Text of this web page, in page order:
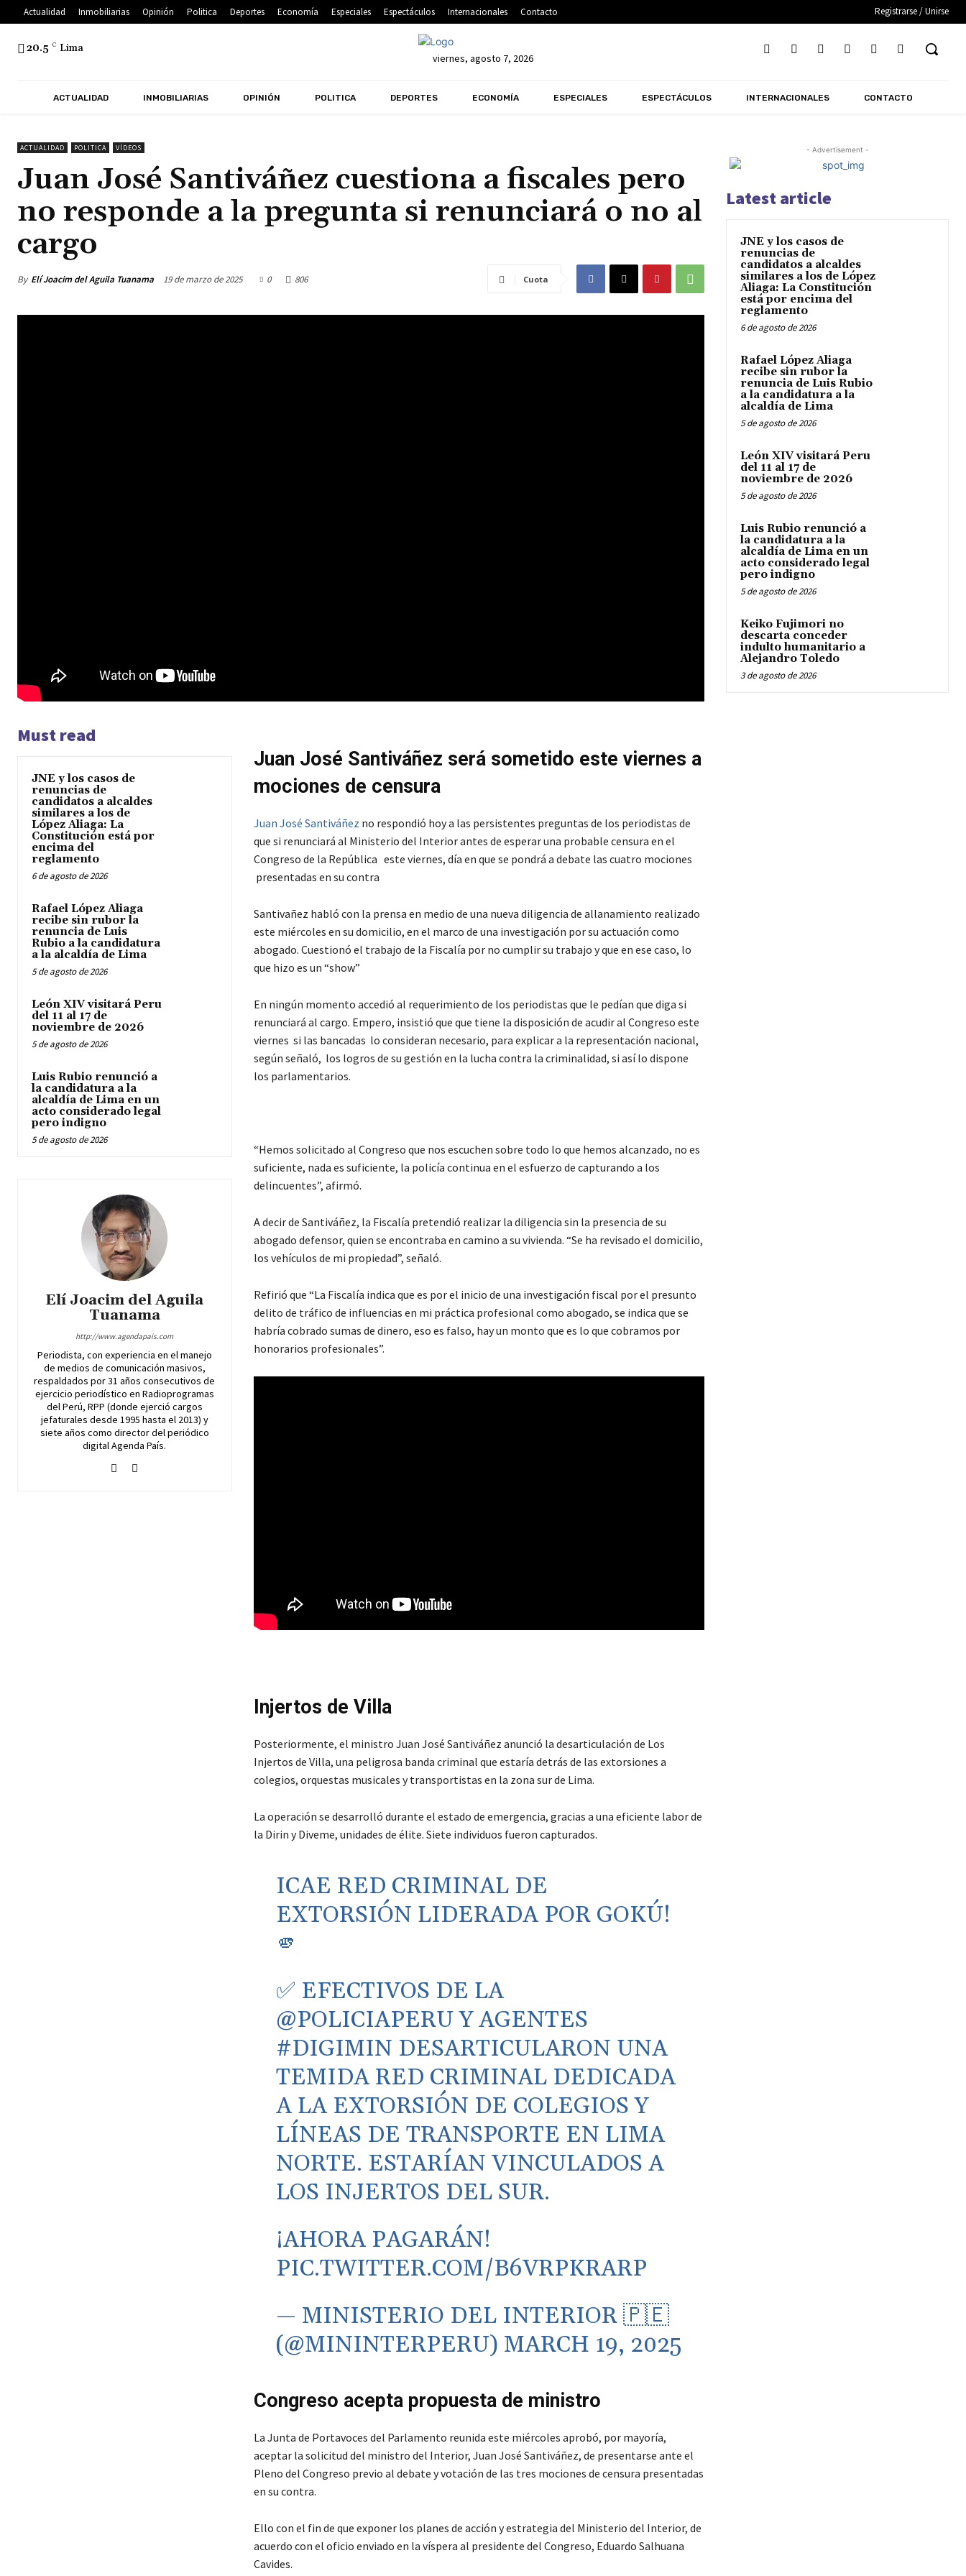
Actualidad Inmobiliarias Opinión Politica Deportes Economía Especiales Espectáculos Internacionales Contacto Registrarse / Unirse
20.5 C Lima
viernes, agosto 7, 2026
ACTUALIDAD INMOBILIARIAS OPINIÓN POLITICA DEPORTES ECONOMÍA ESPECIALES ESPECTÁCULOS INTERNACIONALES CONTACTO
ACTUALIDAD POLITICA VÍDEOS
Juan José Santiváñez cuestiona a fiscales pero
no responde a la pregunta si renunciará o no al
cargo
By Elí Joacim del Aguila Tuanama 19 de marzo de 2025 0 806 Cuota
Must read
JNE y los casos de
renuncias de
candidatos a alcaldes
similares a los de
López Aliaga: La
Constitución está por
encima del
reglamento
6 de agosto de 2026
Rafael López Aliaga
recibe sin rubor la
renuncia de Luis
Rubio a la candidatura
a la alcaldía de Lima
5 de agosto de 2026
León XIV visitará Peru
del 11 al 17 de
noviembre de 2026
5 de agosto de 2026
Luis Rubio renunció a
la candidatura a la
alcaldía de Lima en un
acto considerado legal
pero indigno
5 de agosto de 2026
Elí Joacim del Aguila
Tuanama
http://www.agendapais.com
Periodista, con experiencia en el manejo
de medios de comunicación masivos,
respaldados por 31 años consecutivos de
ejercicio periodístico en Radioprogramas
del Perú, RPP (donde ejerció cargos
jefaturales desde 1995 hasta el 2013) y
siete años como director del periódico
digital Agenda País.
Juan José Santiváñez será sometido este viernes a
mociones de censura
Juan José Santiváñez no respondió hoy a las persistentes preguntas de los periodistas de
que si renunciará al Ministerio del Interior antes de esperar una probable censura en el
Congreso de la República este viernes, día en que se pondrá a debate las cuatro mociones
presentadas en su contra
Santivañez habló con la prensa en medio de una nueva diligencia de allanamiento realizado
este miércoles en su domicilio, en el marco de una investigación por su actuación como
abogado. Cuestionó el trabajo de la Fiscalía por no cumplir su trabajo y que en ese caso, lo
que hizo es un “show”
En ningún momento accedió al requerimiento de los periodistas que le pedían que diga si
renunciará al cargo. Empero, insistió que que tiene la disposición de acudir al Congreso este
viernes si las bancadas lo consideran necesario, para explicar a la representación nacional,
según señaló, los logros de su gestión en la lucha contra la criminalidad, si así lo dispone
los parlamentarios.
“Hemos solicitado al Congreso que nos escuchen sobre todo lo que hemos alcanzado, no es
suficiente, nada es suficiente, la policía continua en el esfuerzo de capturando a los
delincuentes”, afirmó.
A decir de Santiváñez, la Fiscalía pretendió realizar la diligencia sin la presencia de su
abogado defensor, quien se encontraba en camino a su vivienda. “Se ha revisado el domicilio,
los vehículos de mi propiedad”, señaló.
Refirió que “La Fiscalía indica que es por el inicio de una investigación fiscal por el presunto
delito de tráfico de influencias en mi práctica profesional como abogado, se indica que se
habría cobrado sumas de dinero, eso es falso, hay un monto que es lo que cobramos por
honorarios profesionales”.
Injertos de Villa
Posteriormente, el ministro Juan José Santiváñez anunció la desarticulación de Los
Injertos de Villa, una peligrosa banda criminal que estaría detrás de las extorsiones a
colegios, orquestas musicales y transportistas en la zona sur de Lima.
La operación se desarrolló durante el estado de emergencia, gracias a una eficiente labor de
la Dirin y Diveme, unidades de élite. Siete individuos fueron capturados.
ICAE RED CRIMINAL DE
EXTORSIÓN LIDERADA POR GOKÚ!
🫵
✅ EFECTIVOS DE LA
@POLICIAPERUY AGENTES
#DIGIMIN DESARTICULARON UNA
TEMIDA RED CRIMINAL DEDICADA
A LA EXTORSIÓN DE COLEGIOS Y
LÍNEAS DE TRANSPORTE EN LIMA
NORTE. ESTARÍAN VINCULADOS A
LOS INJERTOS DEL SUR.
¡AHORA PAGARÁN!
PIC.TWITTER.COM/B6VRPKRARP
— MINISTERIO DEL INTERIOR 🇵🇪
(@MININTERPERU) MARCH 19, 2025
Congreso acepta propuesta de ministro
La Junta de Portavoces del Parlamento reunida este miércoles aprobó, por mayoría,
aceptar la solicitud del ministro del Interior, Juan José Santiváñez, de presentarse ante el
Pleno del Congreso previo al debate y votación de las tres mociones de censura presentadas
en su contra.
Ello con el fin de que exponer los planes de acción y estrategia del Ministerio del Interior, de
acuerdo con el oficio enviado en la víspera al presidente del Congreso, Eduardo Salhuana
Cavides.
- Advertisement -
Latest article
JNE y los casos de
renuncias de
candidatos a alcaldes
similares a los de López
Aliaga: La Constitución
está por encima del
reglamento
6 de agosto de 2026
Rafael López Aliaga
recibe sin rubor la
renuncia de Luis Rubio
a la candidatura a la
alcaldía de Lima
5 de agosto de 2026
León XIV visitará Peru
del 11 al 17 de
noviembre de 2026
5 de agosto de 2026
Luis Rubio renunció a
la candidatura a la
alcaldía de Lima en un
acto considerado legal
pero indigno
5 de agosto de 2026
Keiko Fujimori no
descarta conceder
indulto humanitario a
Alejandro Toledo
3 de agosto de 2026